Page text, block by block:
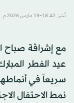
نُشر: 18:42-19 مارس 2026 م ـ 01 شوّال 1447 هـ
مع إشراقة صباح
عيد الفطر
سريعاً في
نمط الاحتفال